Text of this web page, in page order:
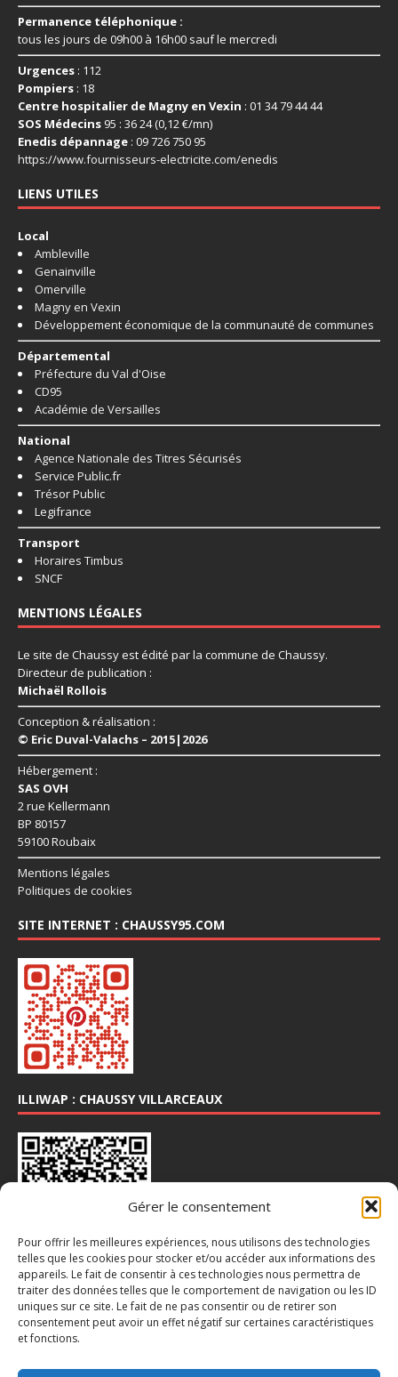
Gérer le consentement
Pour offrir les meilleures expériences, nous utilisons des technologies
telles que les cookies pour stocker et/ou accéder aux informations des
appareils. Le fait de consentir à ces technologies nous permettra de
traiter des données telles que le comportement de navigation ou les ID
uniques sur ce site. Le fait de ne pas consentir ou de retirer son
consentement peut avoir un effet négatif sur certaines caractéristiques
et fonctions.
Permanence téléphonique :
tous les jours de 09h00 à 16h00 sauf le mercredi
Urgences : 112
Pompiers : 18
Centre hospitalier de Magny en Vexin : 01 34 79 44 44
SOS Médecins 95 : 36 24 (0,12 €/mn)
Enedis dépannage : 09 726 750 95
https://www.fournisseurs-electricite.com/enedis
LIENS UTILES
Local
Ambleville
Genainville
Omerville
Magny en Vexin
Développement économique de la communauté de communes
Départemental
Préfecture du Val d'Oise
CD95
Académie de Versailles
National
Agence Nationale des Titres Sécurisés
Service Public.fr
Trésor Public
Legifrance
Transport
Horaires Timbus
SNCF
MENTIONS LÉGALES
Le site de Chaussy est édité par la commune de Chaussy.
Directeur de publication :
Michaël Rollois
Conception & réalisation :
© Eric Duval-Valachs – 2015|2026
Hébergement :
SAS OVH
2 rue Kellermann
BP 80157
59100 Roubaix
Mentions légales
Politiques de cookies
SITE INTERNET : CHAUSSY95.COM
ILLIWAP : CHAUSSY VILLARCEAUX
INSTA : @CHAUSSY_VILLARCEAUX